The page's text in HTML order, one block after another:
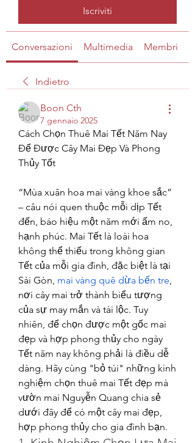
Iscriviti
Conversazioni Multimedia Membri
Indietro
Boon Cth
7 gennaio 2025
Cách Chọn Thuê Mai Tết Năm Nay
Để Được Cây Mai Đẹp Và Phong
Thủy Tốt
“Mùa xuân hoa mai vàng khoe sắc”
– câu nói quen thuộc mỗi dịp Tết
đến, báo hiệu một năm mới ấm no,
hạnh phúc. Mai Tết là loài hoa
không thể thiếu trong không gian
Tết của mỗi gia đình, đặc biệt là tại
Sài Gòn, mai vàng quê dừa bến tre,
nơi cây mai trở thành biểu tượng
của sự may mắn và tài lộc. Tuy
nhiên, để chọn được một gốc mai
đẹp và hợp phong thủy cho ngày
Tết năm nay không phải là điều dễ
dàng. Hãy cùng "bỏ túi" những kinh
nghiệm chọn thuê mai Tết đẹp mà
vườn mai Nguyễn Quang chia sẻ
dưới đây để có một cây mai đẹp,
hợp phong thủy cho gia đình bạn.